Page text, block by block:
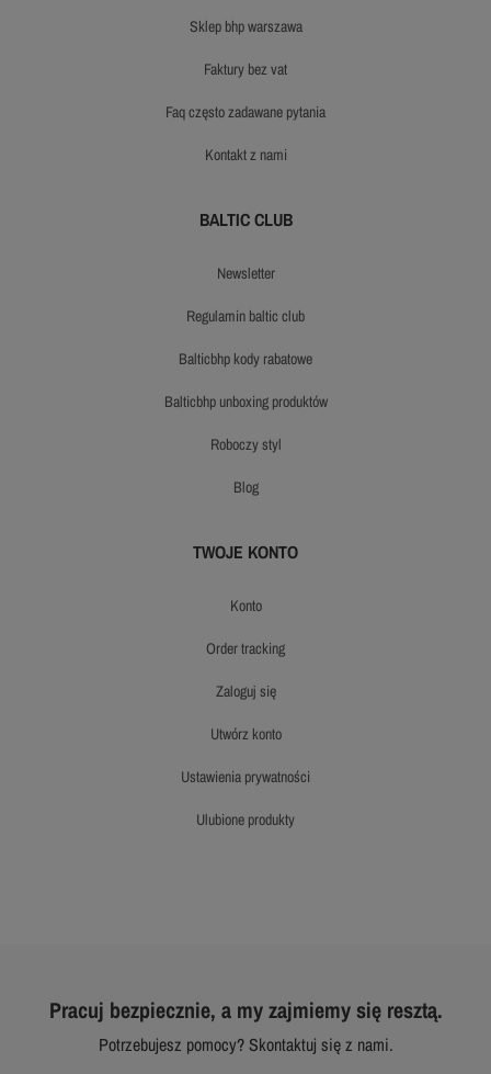
sklep bhp warszawa
faktury bez vat
faq często zadawane pytania
kontakt z nami
BALTIC CLUB
newsletter
regulamin baltic club
balticbhp kody rabatowe
balticbhp unboxing produktów
roboczy styl
blog
TWOJE KONTO
konto
order tracking
zaloguj się
utwórz konto
ustawienia prywatności
ulubione produkty
Pracuj bezpiecznie, a my zajmiemy się resztą.
Potrzebujesz pomocy? Skontaktuj się z nami.